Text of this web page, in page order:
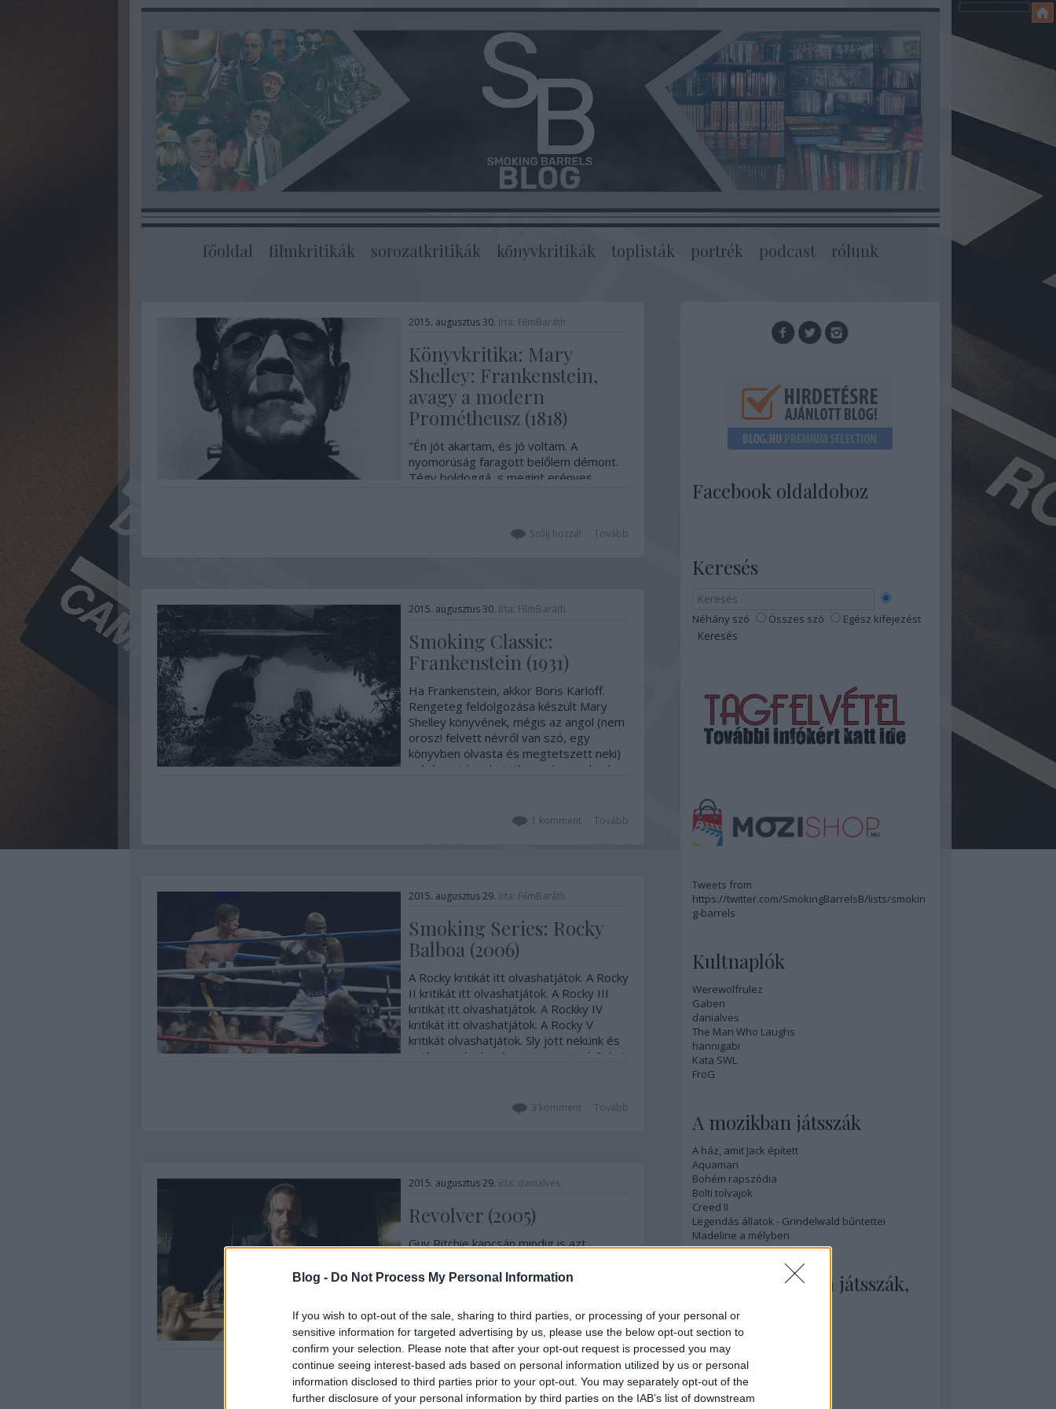
Blog - Do Not Process My Personal Information
If you wish to opt-out of the sale, sharing to third parties, or processing of your personal or
sensitive information for targeted advertising by us, please use the below opt-out section to
confirm your selection. Please note that after your opt-out request is processed you may
continue seeing interest-based ads based on personal information utilized by us or personal
information disclosed to third parties prior to your opt-out. You may separately opt-out of the
further disclosure of your personal information by third parties on the IAB’s list of downstream
főoldal filmkritikák sorozatkritikák könyvkritikák toplisták portrék podcast rólunk
2015. augusztus 30. írta: FilmBaráth
Könyvkritika: Mary
Shelley: Frankenstein,
avagy a modern
Prométheusz (1818)
"Én jót akartam, és jó voltam. A
nyomorúság faragott belőlem démont.
Tégy boldoggá, s megint erényes
egyetlen sort sem értettem belőle,Tovább
Szólj hozzá!
2015. augusztus 30. írta: FilmBaráth
Smoking Classic:
Frankenstein (1931)
Ha Frankenstein, akkor Boris Karloff.
Rengeteg feldolgozása készült Mary
Shelley könyvének, mégis az angol (nem
orosz! felvett névről van szó, egy
könyvben olvasta és megtetszett neki)
színész utánozhatatlan arcberendezése
Tovább
1 komment
2015. augusztus 29. írta: FilmBaráth
Smoking Series: Rocky
Balboa (2006)
A Rocky kritikát itt olvashatjátok. A Rocky
II kritikát itt olvashatjátok. A Rocky III
kritikát itt olvashatjátok. A Rockky IV
kritikát itt olvashatjátok. A Rocky V
kritikát olvashatjátok. Sly jött nekünk és
saját magának még egy menettel. Sokat
Tovább
3 komment
2015. augusztus 29. írta: danialves
Revolver (2005)
Guy Ritchie kapcsán mindig is azt
hogy képtelen új utakra lépni, és
Legalábbis én ezt gondoltam, amíg a
Revolver kimaradt az életemből.
Márpedig ez a mű minden, csak…
Tovább
Szólj hozzá!
Facebook oldaldoboz
Keresés
Néhány szó Összes szó Egész kifejezést
Tweets from
https://twitter.com/SmokingBarrelsB/lists/smokin
g-barrels
Kultnaplók
Werewolfrulez
Gaben
danialves
The Man Who Laughs
hannigabi
Kata SWL
FroG
A mozikban játsszák
A ház, amit Jack épített
Aquaman
Bohém rapszódia
Bolti tolvajok
Creed II
Legendás állatok - Grindelwald bűntettei
Madeline a mélyben
A mozikban nem játsszák,
Annihilation
Disobedience
Egy sármos férfi
November
Örök tél